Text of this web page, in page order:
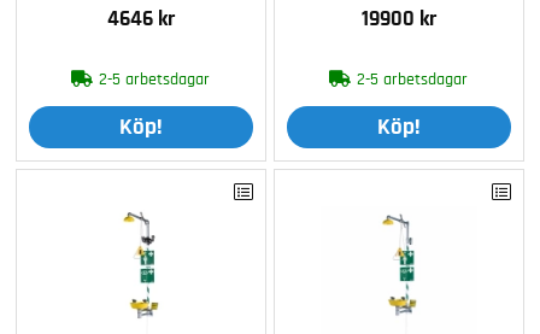
4646 kr
2-5 arbetsdagar
Köp!
19900 kr
2-5 arbetsdagar
Köp!